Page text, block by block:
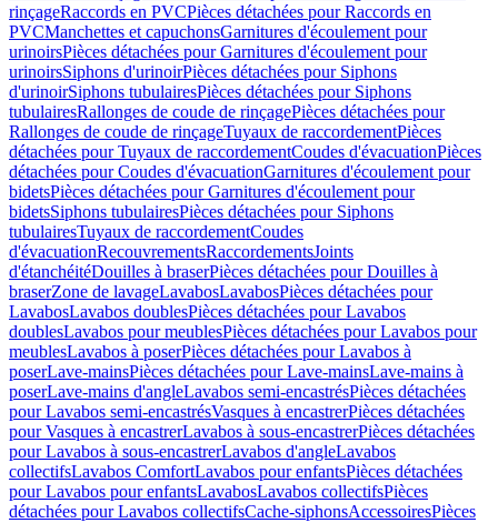
rinçageRaccords en PVCPièces détachées pour Raccords en
PVCManchettes et capuchonsGarnitures d'écoulement pour
urinoirsPièces détachées pour Garnitures d'écoulement pour
urinoirsSiphons d'urinoirPièces détachées pour Siphons
d'urinoirSiphons tubulairesPièces détachées pour Siphons
tubulairesRallonges de coude de rinçagePièces détachées pour
Rallonges de coude de rinçageTuyaux de raccordementPièces
détachées pour Tuyaux de raccordementCoudes d'évacuationPièces
détachées pour Coudes d'évacuationGarnitures d'écoulement pour
bidetsPièces détachées pour Garnitures d'écoulement pour
bidetsSiphons tubulairesPièces détachées pour Siphons
tubulairesTuyaux de raccordementCoudes
d'évacuationRecouvrementsRaccordementsJoints
d'étanchéitéDouilles à braserPièces détachées pour Douilles à
braserZone de lavageLavabosLavabosPièces détachées pour
LavabosLavabos doublesPièces détachées pour Lavabos
doublesLavabos pour meublesPièces détachées pour Lavabos pour
meublesLavabos à poserPièces détachées pour Lavabos à
poserLave-mainsPièces détachées pour Lave-mainsLave-mains à
poserLave-mains d'angleLavabos semi-encastrésPièces détachées
pour Lavabos semi-encastrésVasques à encastrerPièces détachées
pour Vasques à encastrerLavabos à sous-encastrerPièces détachées
pour Lavabos à sous-encastrerLavabos d'angleLavabos
collectifsLavabos ComfortLavabos pour enfantsPièces détachées
pour Lavabos pour enfantsLavabosLavabos collectifsPièces
détachées pour Lavabos collectifsCache-siphonsAccessoiresPièces